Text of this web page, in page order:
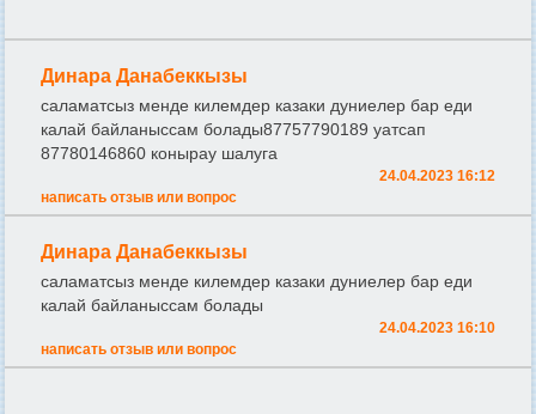
Динара Данабеккызы
саламатсыз менде килемдер казаки дуниелер бар еди
калай байланыссам болады87757790189 уатсап
87780146860 конырау шалуга
24.04.2023 16:12
написать отзыв или вопрос
Динара Данабеккызы
саламатсыз менде килемдер казаки дуниелер бар еди
калай байланыссам болады
24.04.2023 16:10
написать отзыв или вопрос